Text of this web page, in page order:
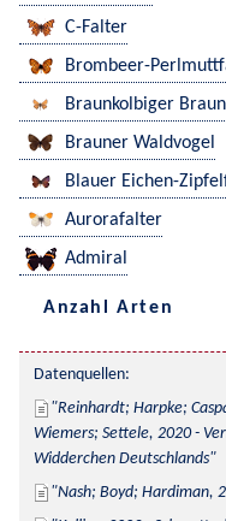
C-Falter
Brombeer-
Braunkolbiger
Brauner Waldvogel
Blauer Eichen-
Aurorafalter
Admiral
Anzahl Arten
Datenquellen:
Reinhardt; Harpke;
Wiemers; Settele, 2020 -
Widderchen Deutschlands
Nash; Boyd; Hardiman,